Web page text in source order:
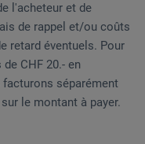
l'acheteur et de
de rappel et/ou coûts
retard éventuels. Pour
CHF 20.- en
séparément
le montant à payer.